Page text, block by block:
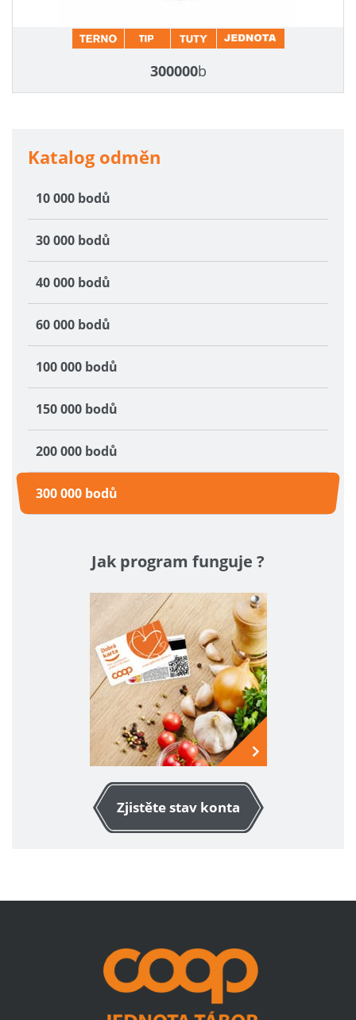
300000b
Katalog odměn
10 000 bodů
30 000 bodů
40 000 bodů
60 000 bodů
100 000 bodů
150 000 bodů
200 000 bodů
300 000 bodů
Jak program funguje ?
Zjistěte stav konta